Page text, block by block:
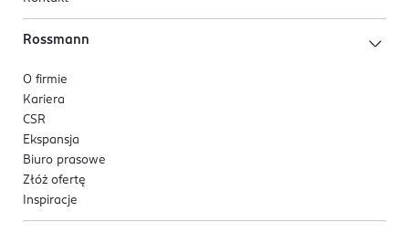
Rossmann
O firmie
Kariera
CSR
Ekspansja
Biuro prasowe
Złóż ofertę
Inspiracje